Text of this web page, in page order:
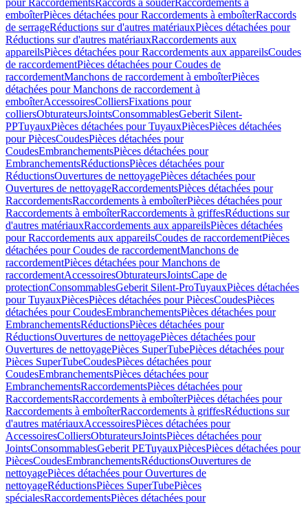
pour RaccordementsRaccords à souderRaccordements à
emboîterPièces détachées pour Raccordements à emboîterRaccords
de serrageRéductions sur d'autres matériauxPièces détachées pour
Réductions sur d'autres matériauxRaccordements aux
appareilsPièces détachées pour Raccordements aux appareilsCoudes
de raccordementPièces détachées pour Coudes de
raccordementManchons de raccordement à emboîterPièces
détachées pour Manchons de raccordement à
emboîterAccessoiresColliersFixations pour
colliersObturateursJointsConsommablesGeberit Silent-
PPTuyauxPièces détachées pour TuyauxPiècesPièces détachées
pour PiècesCoudesPièces détachées pour
CoudesEmbranchementsPièces détachées pour
EmbranchementsRéductionsPièces détachées pour
RéductionsOuvertures de nettoyagePièces détachées pour
Ouvertures de nettoyageRaccordementsPièces détachées pour
RaccordementsRaccordements à emboîterPièces détachées pour
Raccordements à emboîterRaccordements à griffesRéductions sur
d'autres matériauxRaccordements aux appareilsPièces détachées
pour Raccordements aux appareilsCoudes de raccordementPièces
détachées pour Coudes de raccordementManchons de
raccordementPièces détachées pour Manchons de
raccordementAccessoiresObturateursJointsCape de
protectionConsommablesGeberit Silent-ProTuyauxPièces détachées
pour TuyauxPiècesPièces détachées pour PiècesCoudesPièces
détachées pour CoudesEmbranchementsPièces détachées pour
EmbranchementsRéductionsPièces détachées pour
RéductionsOuvertures de nettoyagePièces détachées pour
Ouvertures de nettoyagePièces SuperTubePièces détachées pour
Pièces SuperTubeCoudesPièces détachées pour
CoudesEmbranchementsPièces détachées pour
EmbranchementsRaccordementsPièces détachées pour
RaccordementsRaccordements à emboîterPièces détachées pour
Raccordements à emboîterRaccordements à griffesRéductions sur
d'autres matériauxAccessoiresPièces détachées pour
AccessoiresColliersObturateursJointsPièces détachées pour
JointsConsommablesGeberit PETuyauxPiècesPièces détachées pour
PiècesCoudesEmbranchementsRéductionsOuvertures de
nettoyagePièces détachées pour Ouvertures de
nettoyageRéductionsPièces SuperTubePièces
spécialesRaccordementsPièces détachées pour